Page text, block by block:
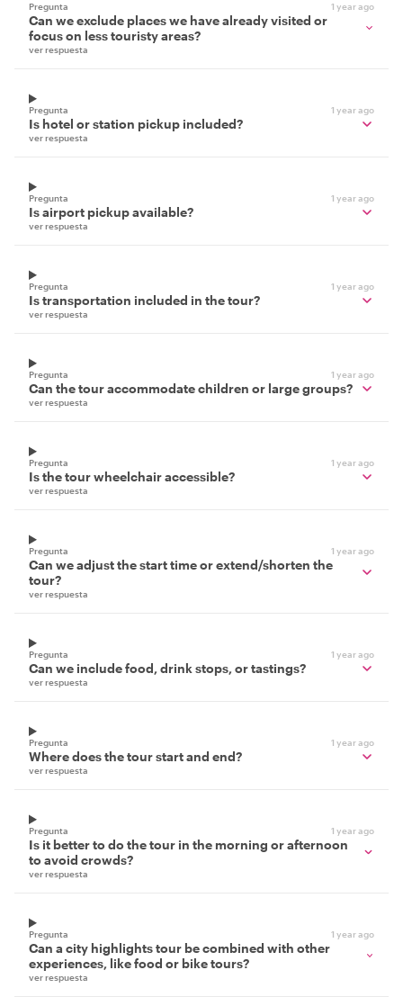
Pregunta 1 year ago
Can we exclude places we have already visited or
focus on less touristy areas?
ver respuesta
Pregunta 1 year ago
Is hotel or station pickup included?
ver respuesta
Pregunta 1 year ago
Is airport pickup available?
ver respuesta
Pregunta 1 year ago
Is transportation included in the tour?
ver respuesta
Pregunta 1 year ago
Can the tour accommodate children or large groups?
ver respuesta
Pregunta 1 year ago
Is the tour wheelchair accessible?
ver respuesta
Pregunta 1 year ago
Can we adjust the start time or extend/shorten the
tour?
ver respuesta
Pregunta 1 year ago
Can we include food, drink stops, or tastings?
ver respuesta
Pregunta 1 year ago
Where does the tour start and end?
ver respuesta
Pregunta 1 year ago
Is it better to do the tour in the morning or afternoon
to avoid crowds?
ver respuesta
Pregunta 1 year ago
Can a city highlights tour be combined with other
experiences, like food or bike tours?
ver respuesta